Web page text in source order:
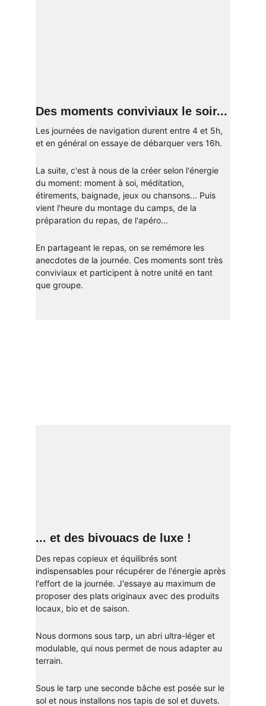
Des moments conviviaux le soir...
Les journées de navigation durent entre 4 et 5h,
et en général on essaye de débarquer vers 16h.
La suite, c'est à nous de la créer selon l'énergie
du moment: moment à soi, méditation,
étirements, baignade, jeux ou chansons... Puis
vient l'heure du montage du camps, de la
préparation du repas, de l'apéro...
En partageant le repas, on se remémore les
anecdotes de la journée. Ces moments sont très
conviviaux et participent à notre unité en tant
que groupe.
... et des bivouacs de luxe !
Des repas copieux et équilibrés sont
indispensables pour récupérer de l'énergie après
l'effort de la journée. J'essaye au maximum de
proposer des plats originaux avec des produits
locaux, bio et de saison.
Nous dormons sous tarp, un abri ultra-léger et
modulable, qui nous permet de nous adapter au
terrain.
Sous le tarp une seconde bâche est posée sur le
sol et nous installons nos tapis de sol et duvets.